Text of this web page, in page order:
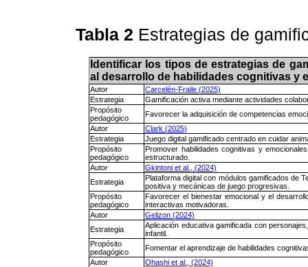
Tabla 2 Estrategias de
Identificar los tipos de estrategias de
al desarrollo de habilidades cognitivas y
Autor
Carcelén-Fraile (2025)
Estrategia
Gamificación activa mediante actividades
Propósito
pedagógico
Favorecer la adquisición de competencias
Autor
Clark (2025)
Estrategia
Juego digital gamificado centrado en cuidar
Propósito
pedagógico
Promover habilidades cognitivas y
estructurado.
Autor
Gkintoni et al., (2024)
Estrategia
Plataforma digital con módulos gamificados de
positiva y mecánicas de juego progresivas.
Propósito
pedagógico
Favorecer el bienestar emocional y el
interactivas motivadoras.
Autor
Gelizon (2024)
Estrategia
Aplicación educativa gamificada con
infantil.
Propósito
pedagógico
Fomentar el aprendizaje de habilidades
Autor
Ohashi et al., (2024)